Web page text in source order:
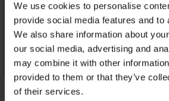
We use cookies to personalise
provide social media features and to
We also share information about
our social media, advertising and
may combine it with other
provided to them or that they’ve
of their services.